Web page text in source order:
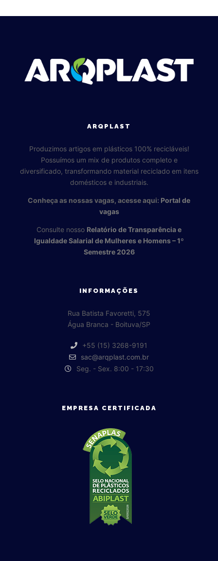
ARQPLAST
Produzimos artigos em plásticos 100% recicláveis!
Possuímos um mix de produtos completo e
diversificado, transformando material reciclado em itens
domésticos e industriais.
Conheça as nossas vagas, acesse aqui: Portal de
vagas
Consulte nosso Relatório de Transparência e
Igualdade Salarial de Mulheres e Homens – 1º
Semestre 2026
INFORMAÇÕES
Rua Batista Favoretti, 575
Água Branca - Boituva/SP
+55 (15) 3268-9191
sac@arqplast.com.br
Seg. - Sex. 8:00 - 17:30
EMPRESA CERTIFICADA